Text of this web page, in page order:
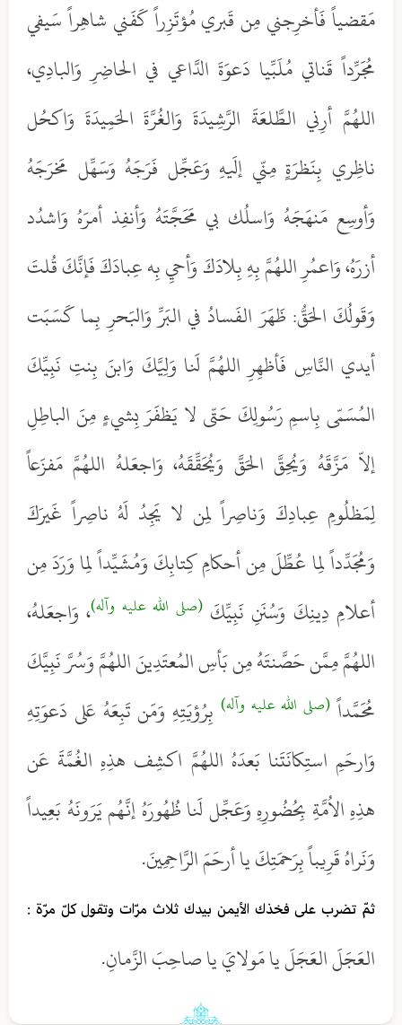
مَقضياً فَأخرِجني مِن قَبري مُؤتَزِراً كَفَني شاهِراً سَيفي
مُجَرِّداً قَناتي مُلَبِّيا دَعوَةَ الدَّاعي في الحاضِرِ وَالبادِي،
اللهُمَّ أرِني الطَّلعَةَ الرَّشِيدَةَ وَالغُرَّةَ الحَمِيدَةَ وَاكحُل
ناظِري بِنَظرَةٍ مِنّي إلَيهِ وَعَجِّل فَرَجَهُ وَسَهِّل مَخرَجَهُ
وَأوسِع مَنهَجَهُ وَاسلُك بي مَحَجَّتَهُ وَأنفِذ أمرَهُ وَاشدُد
أزرَهُ، وَاعمُرِ اللهُمَّ بِهِ بِلادَكَ وَأحيِ بِه عِبادَكَ فَإنَّكَ قُلتَ
وَقَولُكَ الحَقُّ: ظَهَرَ الفَسادُ في البَرِّ وَالبَحرِ بِما كَسَبَت
أيدي النَّاسِ فَأظهِرِ اللهُمَّ لَنا وَلِيَّكَ وَابنَ بِنتِ نَبِيِّكَ
المُسَمّى بِاسمِ رَسُولِكَ حَتّى لا يَظفَرَ بِشيءٍ مِنَ الباطِلِ
إلاّ مَزَّقَهُ وَيُحِقَّ الحَقَّ وَيُحَقِّقَهُ، وَاجعَلهُ اللهُمَّ مَفزَعاً
لِمَظلُومِ عِبادِكَ وَناصِراً لِمن لا يَجِدُ لَهُ ناصِراً غَيرَكَ
وَمُجَدِّداً لِما عُطِّلَ مِن أحكامِ كِتابِكَ وَمُشَيِّداً لِما وَرَدَ مِن
أعلامِ دِينِكَ وَسُنَنِ نَبِيِّكَ(صلى الله عليه وآله)، وَاجعَلهُ،
اللهُمَّ مِمَّن حَصَّنتَهُ مِن بَأسِ المُعتَدِينَ اللهُمَّ وَسُرَّ نَبِيَّكَ
مُحَمَّداً (صلى الله عليه وآله) بِرُؤيَتِهِ وَمَن تَبِعَهُ عَلى دَعوَتِهِ
وَارحَمِ استِكانَتَنا بَعدَهُ اللهُمَّ اكشِف هذِهِ الغُمَّةَ عَن
هذِهِ الاُمَّةِ بِحُضُورِهِ وَعَجِّل لَنا ظُهُورَهُ إنَّهُم يَرَونَهُ بَعِيداً
وَنَراهُ قَرِيباً بِرَحمَتِكَ يا أرحَمَ الرَّاحِمِينَ.
ثمّ تضرب على فخذك الأيمن بيدك ثلاث مرّات وتقول كلّ مرّة :
العَجَلَ العَجَلَ يا مَولايَ يا صاحِبَ الزَّمانِ.